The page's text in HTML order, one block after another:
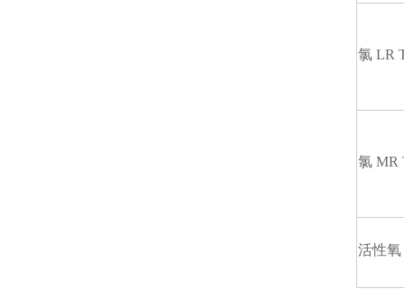
氯 LR
氯 MR
活性氧